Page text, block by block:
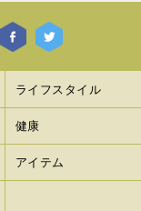
ライフスタイル
健康
アイテム